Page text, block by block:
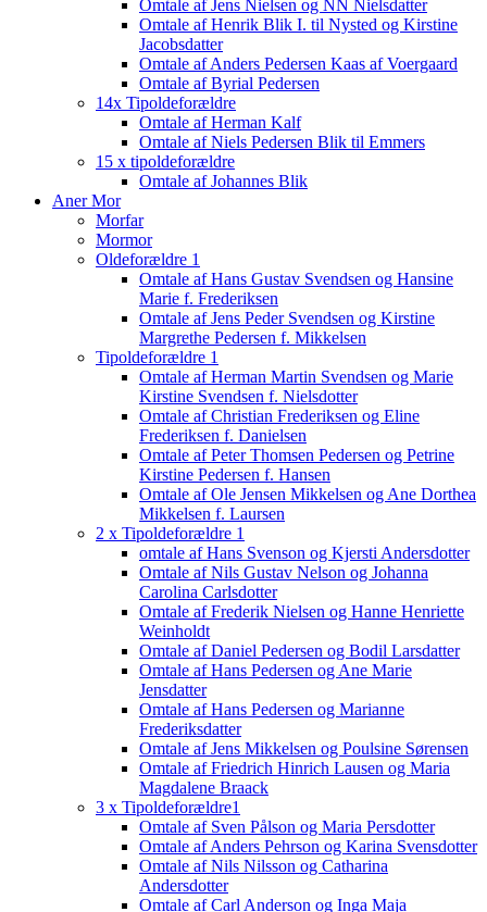
Omtale af Jens Nielsen og NN Nielsdatter
Omtale af Henrik Blik I. til Nysted og Kirstine
Jacobsdatter
Omtale af Anders Pedersen Kaas af Voergaard
Omtale af Byrial Pedersen
14x Tipoldeforældre
Omtale af Herman Kalf
Omtale af Niels Pedersen Blik til Emmers
15 x tipoldeforældre
Omtale af Johannes Blik
Aner Mor
Morfar
Mormor
Oldeforældre 1
Omtale af Hans Gustav Svendsen og Hansine
Marie f. Frederiksen
Omtale af Jens Peder Svendsen og Kirstine
Margrethe Pedersen f. Mikkelsen
Tipoldeforældre 1
Omtale af Herman Martin Svendsen og Marie
Kirstine Svendsen f. Nielsdotter
Omtale af Christian Frederiksen og Eline
Frederiksen f. Danielsen
Omtale af Peter Thomsen Pedersen og Petrine
Kirstine Pedersen f. Hansen
Omtale af Ole Jensen Mikkelsen og Ane Dorthea
Mikkelsen f. Laursen
2 x Tipoldeforældre 1
omtale af Hans Svenson og Kjersti Andersdotter
Omtale af Nils Gustav Nelson og Johanna
Carolina Carlsdotter
Omtale af Frederik Nielsen og Hanne Henriette
Weinholdt
Omtale af Daniel Pedersen og Bodil Larsdatter
Omtale af Hans Pedersen og Ane Marie
Jensdatter
Omtale af Hans Pedersen og Marianne
Frederiksdatter
Omtale af Jens Mikkelsen og Poulsine Sørensen
Omtale af Friedrich Hinrich Lausen og Maria
Magdalene Braack
3 x Tipoldeforældre1
Omtale af Sven Pålson og Maria Persdotter
Omtale af Anders Pehrson og Karina Svensdotter
Omtale af Nils Nilsson og Catharina
Andersdotter
Omtale af Carl Anderson og Inga Maja